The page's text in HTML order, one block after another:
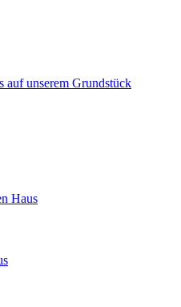
auf unserem Grundstück
Haus